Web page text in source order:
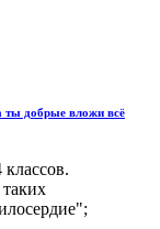
ты добрые вложи всё
классов.